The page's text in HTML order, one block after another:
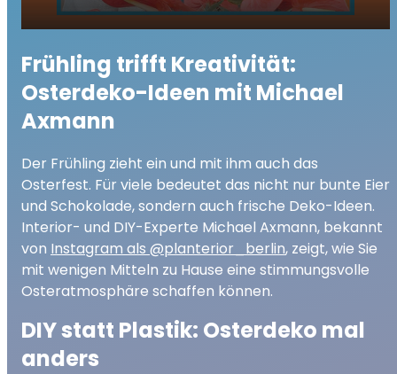
play_arrow Osterdekoration - Trends und DIY-Tipps
für den Frühling 2025
00:00 03:42
Frühling trifft Kreativität:
Osterdeko-Ideen mit Michael
Axmann
Der Frühling zieht ein und mit ihm auch das
Osterfest. Für viele bedeutet das nicht nur bunte Eier
und Schokolade, sondern auch frische Deko-Ideen.
Interior- und DIY-Experte Michael Axmann, bekannt
von Instagram als @planterior_berlin, zeigt, wie Sie
mit wenigen Mitteln zu Hause eine stimmungsvolle
Osteratmosphäre schaffen können.
DIY statt Plastik: Osterdeko mal
anders